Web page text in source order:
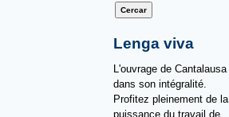
Lenga viva
L'ouvrage de Cantalausa
dans son intégralité.
Profitez pleinement de la
puissance du travail de